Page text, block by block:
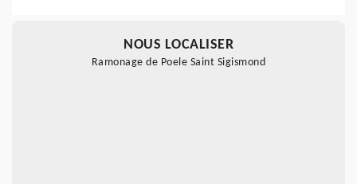
NOUS LOCALISER
Ramonage de Poele Saint Sigismond